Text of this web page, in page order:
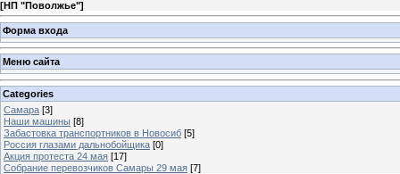
[НП "Поволжье"]
Форма входа
Меню сайта
Categories
Самара [3]
Наши машины [8]
Забастовка транспортников в Новосиб [5]
Россия глазами дальнобойщика [0]
Акция протеста 24 мая [17]
Собрание перевозчиков Самары 29 мая [7]